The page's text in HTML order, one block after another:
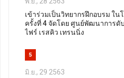
เข้าร่วมเป็นวิทยากรฝึกอบรม ใน
ครั้งที่ 4 จัดโดย ศูนย์พัฒนาการดั
ไฟร์ เรสคิว เทรนนิ่ง
5
มิ.ย., 29 2563